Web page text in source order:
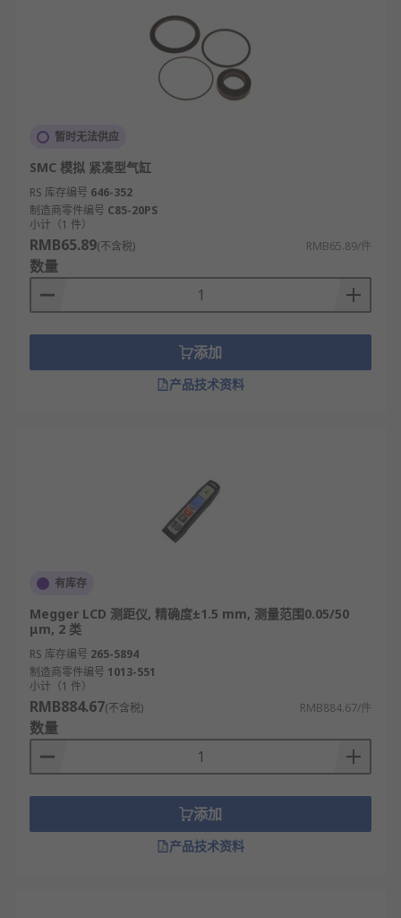
暂时无法供应
SMC 模拟 紧凑型气缸
RS 库存编号 646-352
制造商零件编号 C85-20PS
小计（1 件）
RMB65.89(不含税) RMB65.89/件
数量
添加
产品技术资料
有库存
Megger LCD 测距仪, 精确度±1.5 mm, 测量范围0.05/50
μm, 2 类
RS 库存编号 265-5894
制造商零件编号 1013-551
小计（1 件）
RMB884.67(不含税) RMB884.67/件
数量
添加
产品技术资料